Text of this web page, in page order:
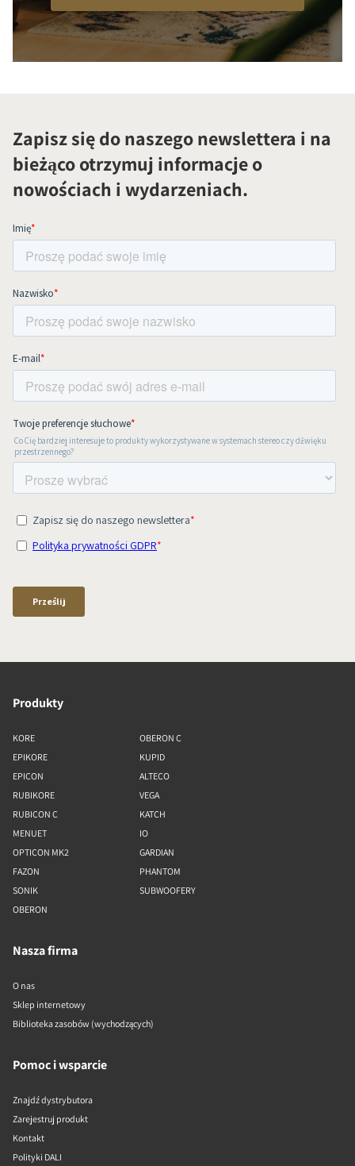
Zapisz się do naszego newslettera i na
bieżąco otrzymuj informacje o
nowościach i wydarzeniach.
Produkty
KORE
EPIKORE
EPICON
RUBIKORE
RUBICON C
MENUET
OPTICON MK2
FAZON
SONIK
OBERON
OBERON C
KUPID
ALTECO
VEGA
KATCH
IO
GARDIAN
PHANTOM
SUBWOOFERY
Nasza firma
O nas
Sklep internetowy
Biblioteka zasobów (wychodzących)
Pomoc i wsparcie
Znajdź dystrybutora
Zarejestruj produkt
Kontakt
Polityki DALI